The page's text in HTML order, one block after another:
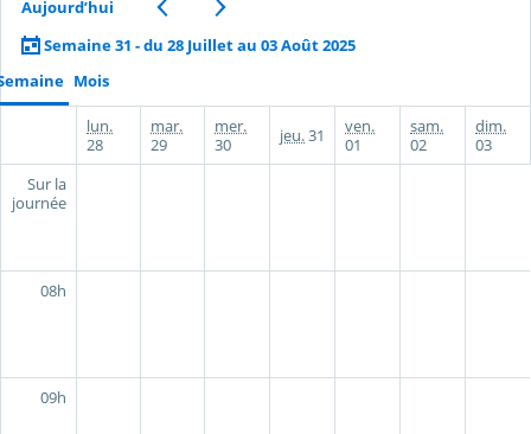
Aujourd’hui
Semaine 31 - du 28 Juillet au 03 Août 2025
Mois
lun.
28
mar.
29
mer.
30
jeu.31
ven.
01
sam.
02
dim.
03
Sur la
journée
08h
09h